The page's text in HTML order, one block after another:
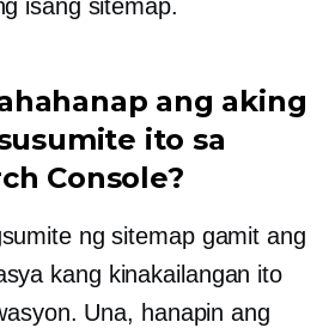
isang sitemap.
ang aking
ito sa
Console?
ng sitemap gamit ang
kang kinakailangan ito
Una, hanapin ang